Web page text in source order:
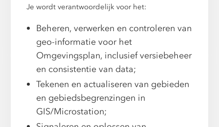
Je wordt verantwoordelijk voor het:
Beheren, verwerken en controleren van
geo-informatie voor het
Omgevingsplan, inclusief versiebeheer
en consistentie van data;
Tekenen en actualiseren van gebieden
en gebiedsbegrenzingen in
GIS/Microstation;